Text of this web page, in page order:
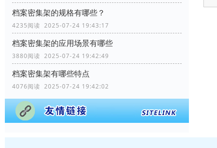
档案密集架的规格有哪些？
4235阅读 2025-07-24 19:43:17
档案密集架的应用场景有哪些
3880阅读 2025-07-24 19:42:49
档案密集架有哪些特点
4076阅读 2025-07-24 19:42:02